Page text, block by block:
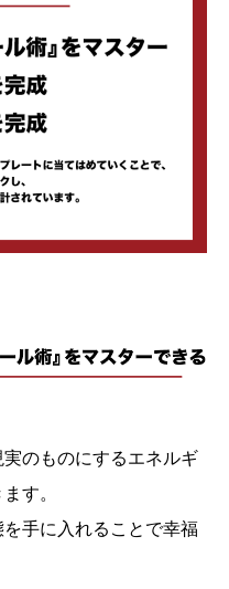
のものにするエネルギ
す。
手に入れることで幸福